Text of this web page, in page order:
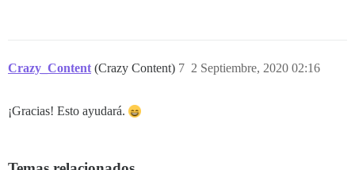
Crazy_Content (Crazy Content) 2 Septiembre, 2020 02:16
7
¡Gracias! Esto ayudará.